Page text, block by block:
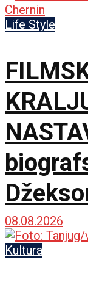
Life Style
08.08.2026
Kultura